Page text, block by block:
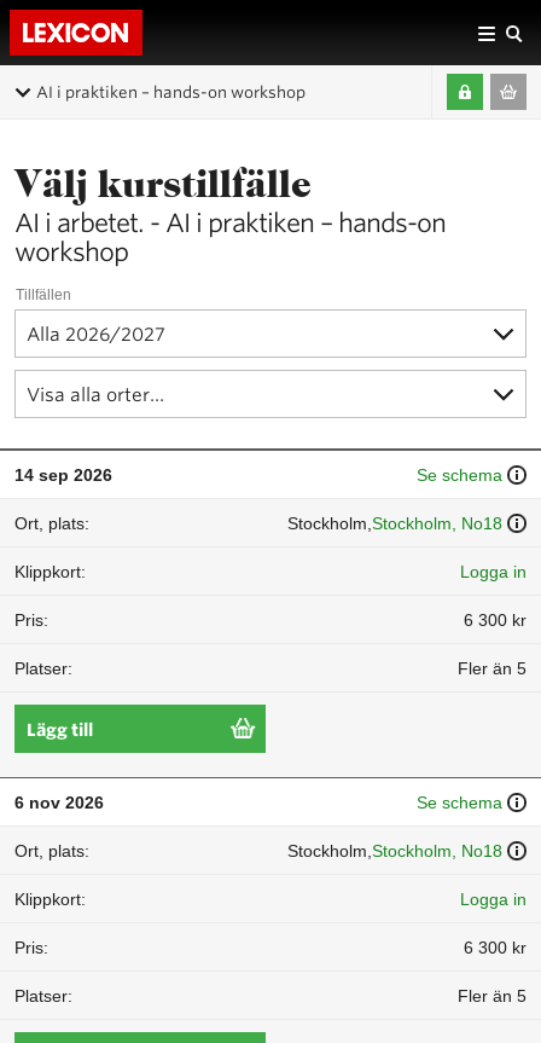
AI i praktiken – hands-on workshop
Välj kurstillfälle
AI i arbetet. - AI i praktiken – hands-on
workshop
Tillfällen
14 sep 2026 Se schema
Stockholm, Stockholm, No18
Logga in
6 300 kr
Fler än 5
Lägg till
6 nov 2026 Se schema
Stockholm, Stockholm, No18
Logga in
6 300 kr
Fler än 5